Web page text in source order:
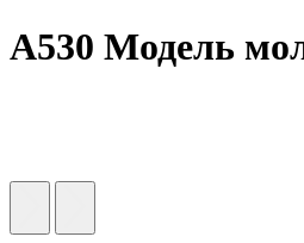
A530 Модель